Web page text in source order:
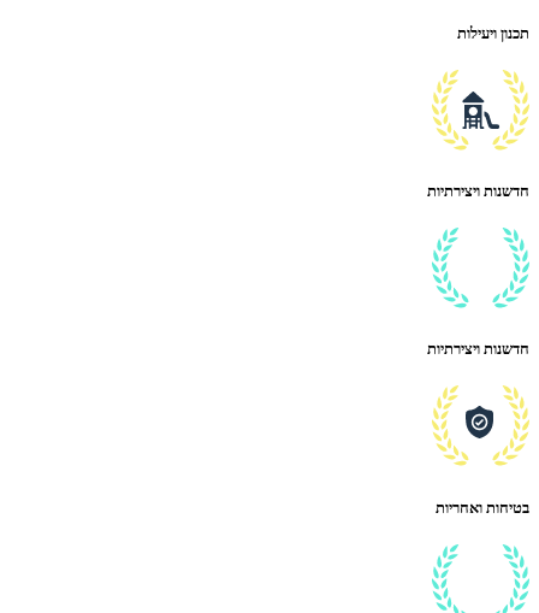
תכנון ויעילות
חדשנות ויצירתיות
חדשנות ויצירתיות
בטיחות ואחריות